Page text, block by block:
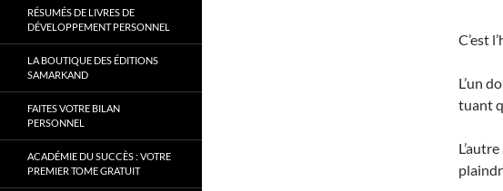
C’est
L’un
tuant
RÉSUMÉS DE LIVRES DE
DÉVELOPPEMENT PERSONNEL
LA BOUTIQUE DES ÉDITIONS
SAMARKAND
FAITES VOTRE BILAN
PERSONNEL
ACADÉMIE DU SUCCÈS : VOTRE
PREMIER TOME GRATUIT